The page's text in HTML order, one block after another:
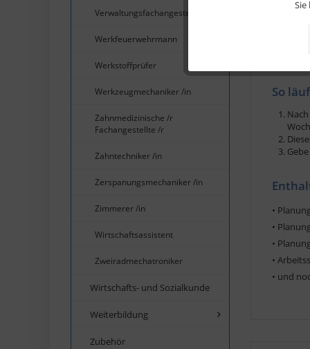
Verwaltungsfachangestellte /r
Werkfeuerwehrmann
Werkstoffprüfer
Werkzeugmechaniker /in
Zahnmedizinische /r
Fachangestellte /r
Zahntechniker /in
Zerspanungsmechaniker /in
Zimmerer /in
Wirtschaftsassistent
Zweiradmechatroniker
Wirtschafts- und Sozialkunde
Weiterbildung
Zubehör
Lernen
in
So
•
•
•
•
• und